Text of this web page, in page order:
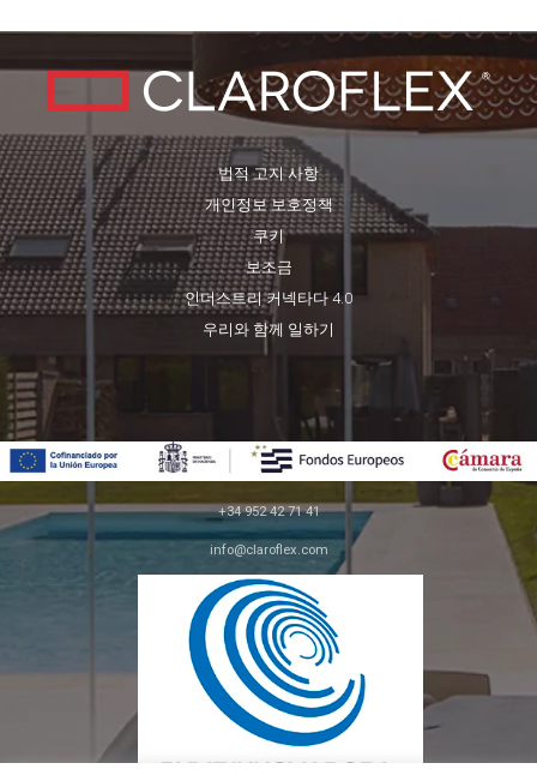
법적 고지 사항
개인정보 보호정책
쿠키
보조금
인더스트리 커넥타다 4.0
우리와 함께 일하기
+34 952 42 71 41
info@claroflex.com
C/ 호세 칼데론, 파르셀라 350 (apdo. 30)
29590, 말라가